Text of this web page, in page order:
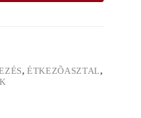
,ÉTKEZÕASZTAL,